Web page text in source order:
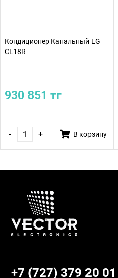
Кондиционер Канальный LG
CL18R
930 851 тг
- + В корзину
+7 (727) 379 20 01